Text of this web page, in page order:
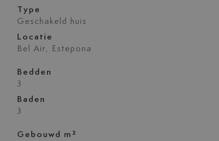
Type
Geschakeld huis
Locatie
Bel Air, Estepona
Bedden
3
Baden
3
Gebouwd m²